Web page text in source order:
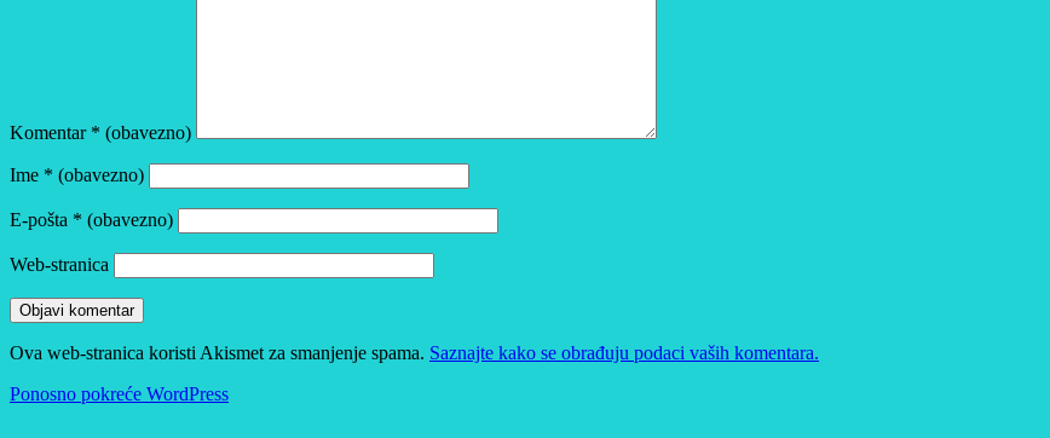
Komentar * (obavezno)
Ime * (obavezno)
E-pošta * (obavezno)
Web-stranica
Ova web-stranica koristi Akismet za smanjenje spama. Saznajte kako se obrađuju podaci vaših komentara.
Ponosno pokreće WordPress